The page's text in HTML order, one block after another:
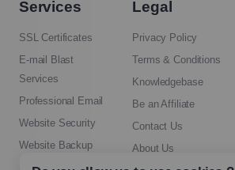
Services
SSL Certificates
E-mail Blast
Services
Professional Email
Website Security
Website Backup
SEO Tools
Legal
Privacy Policy
Terms & Conditions
Knowledgebase
Be an Affiliate
Contact Us
About Us